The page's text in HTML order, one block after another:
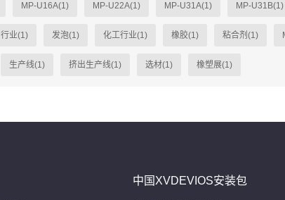
MP-U16A(1) MP-U22A(1) MP-U31A(1) MP-U31B(1)
行业(1) 发泡(1) 化工行业(1) 橡胶(1) 粘合剂(1)
生产线(1) 挤出生产线(1) 选材(1) 橡塑展(1)
中国XVDEVIOS安装包